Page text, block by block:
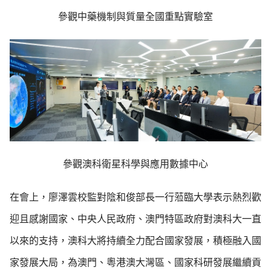
參觀中藥機制與質量全國重點實驗室
參觀澳科衛星科學與應用數據中心
在會上，廖澤雲校監對陰和俊部長一行蒞臨大學表示熱烈歡
迎且感謝國家、中央人民政府、澳門特區政府對澳科大一直
以來的支持，澳科大將持續全力配合國家發展，積極融入國
家發展大局，為澳門、粵港澳大灣區、國家科研發展繼續貢